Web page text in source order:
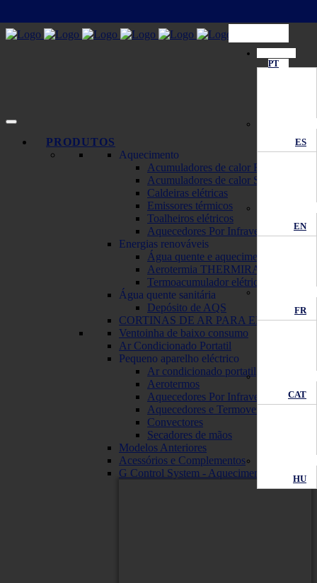
PT
ES
EN
FR
CAT
HU
PRODUTOS
Aquecimento
Acumuladores de calor ECOMBI
Acumuladores de calor SOLAR
Caldeiras elétricas
Emissores térmicos
Toalheiros elétricos
Aquecedores Por Infravermelhos
Energias renováveis
Água quente e aquecimento solar
Aerotermia THERMIRA Monobloc
Termoacumulador elétrico solar
Água quente sanitária
Depósito de AQS
CORTINAS DE AR PARA EMPRESAS
Ventoinha de baixo consumo
Ar Condicionado Portatil
Pequeno aparelho eléctrico
Ar condicionado portatil
Aerotermos
Aquecedores Por Infravermelhos
Aquecedores e Termoventiladores
Convectores
Secadores de mãos
Modelos Anteriores
Acessórios e Complementos
G Control System - Aquecimento Wifi